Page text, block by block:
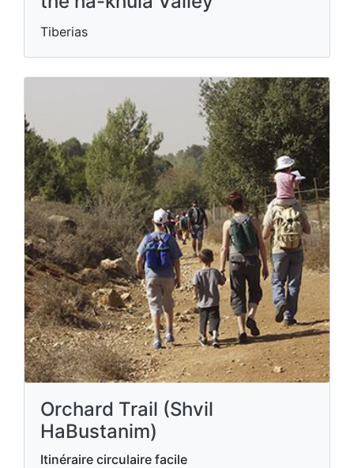
Tiberias
Orchard Trail (Shvil
HaBustanim)
Itinéraire circulaire facile